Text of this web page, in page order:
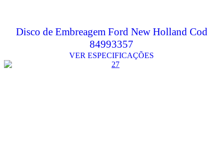
Disco de Embreagem Ford New Holland Cod
84993357
VER ESPECIFICAÇÕES